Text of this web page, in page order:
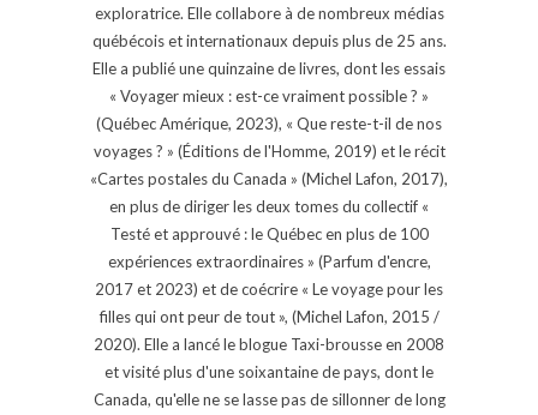
exploratrice. Elle collabore à de nombreux médias
québécois et internationaux depuis plus de 25 ans.
Elle a publié une quinzaine de livres, dont les essais
« Voyager mieux : est-ce vraiment possible ? »
(Québec Amérique, 2023), « Que reste-t-il de nos
voyages ? » (Éditions de l'Homme, 2019) et le récit
«Cartes postales du Canada » (Michel Lafon, 2017),
en plus de diriger les deux tomes du collectif «
Testé et approuvé : le Québec en plus de 100
expériences extraordinaires » (Parfum d'encre,
2017 et 2023) et de coécrire « Le voyage pour les
filles qui ont peur de tout », (Michel Lafon, 2015 /
2020). Elle a lancé le blogue Taxi-brousse en 2008
et visité plus d'une soixantaine de pays, dont le
Canada, qu'elle ne se lasse pas de sillonner de long